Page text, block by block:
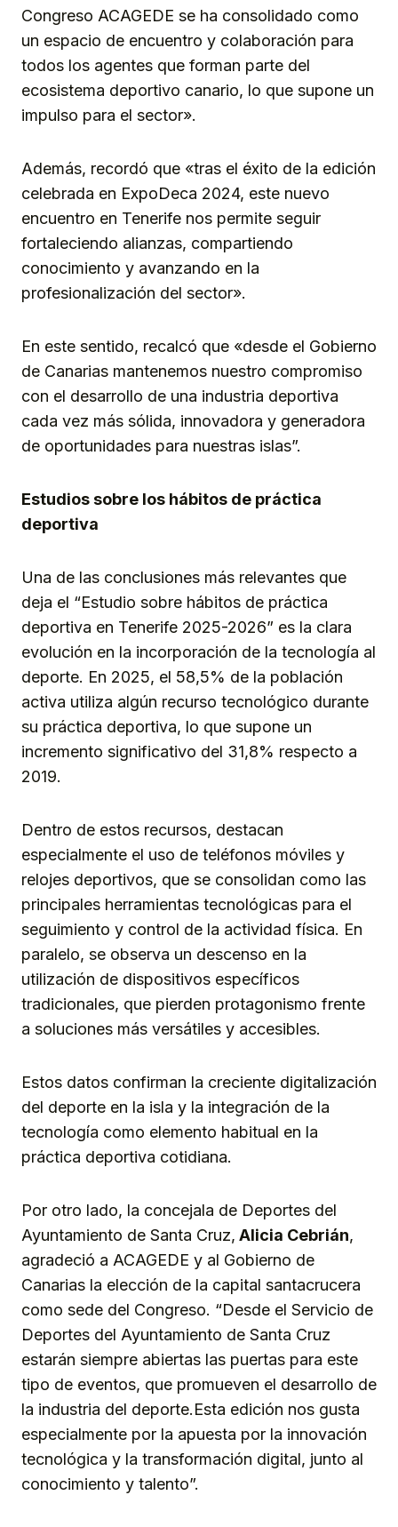
Congreso ACAGEDE se ha consolidado como
un espacio de encuentro y colaboración para
todos los agentes que forman parte del
ecosistema deportivo canario, lo que supone un
impulso para el sector».
Además, recordó que «tras el éxito de la edición
celebrada en ExpoDeca 2024, este nuevo
encuentro en Tenerife nos permite seguir
fortaleciendo alianzas, compartiendo
conocimiento y avanzando en la
profesionalización del sector».
En este sentido, recalcó que «desde el Gobierno
de Canarias mantenemos nuestro compromiso
con el desarrollo de una industria deportiva
cada vez más sólida, innovadora y generadora
de oportunidades para nuestras islas”.
Estudios sobre los hábitos de práctica
deportiva
Una de las conclusiones más relevantes que
deja el “Estudio sobre hábitos de práctica
deportiva en Tenerife 2025-2026” es la clara
evolución en la incorporación de la tecnología al
deporte. En 2025, el 58,5% de la población
activa utiliza algún recurso tecnológico durante
su práctica deportiva, lo que supone un
incremento significativo del 31,8% respecto a
2019.
Dentro de estos recursos, destacan
especialmente el uso de teléfonos móviles y
relojes deportivos, que se consolidan como las
principales herramientas tecnológicas para el
seguimiento y control de la actividad física. En
paralelo, se observa un descenso en la
utilización de dispositivos específicos
tradicionales, que pierden protagonismo frente
a soluciones más versátiles y accesibles.
Estos datos confirman la creciente digitalización
del deporte en la isla y la integración de la
tecnología como elemento habitual en la
práctica deportiva cotidiana.
Por otro lado, la concejala de Deportes del
Ayuntamiento de Santa Cruz, Alicia Cebrián,
agradeció a ACAGEDE y al Gobierno de
Canarias la elección de la capital santacrucera
como sede del Congreso. “Desde el Servicio de
Deportes del Ayuntamiento de Santa Cruz
estarán siempre abiertas las puertas para este
tipo de eventos, que promueven el desarrollo de
la industria del deporte.Esta edición nos gusta
especialmente por la apuesta por la innovación
tecnológica y la transformación digital, junto al
conocimiento y talento”.